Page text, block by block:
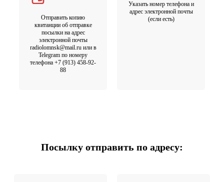
Отправить копию
квитанции об отправке
посылки на адрес
электронной почты
radiolomnsk@mail.ru или в
Telegram по номеру
телефона +7 (913) 458-92-
88
Указать номер телефона и
адрес электронной почты
(если есть)
Посылку отправить по адресу: